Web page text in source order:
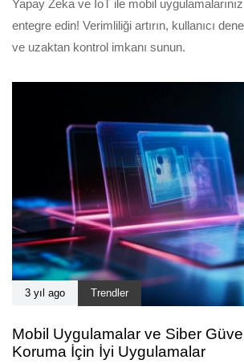
Yapay Zeka ve IoT ile mobil
entegre edin! Verimliliği artırın, kullanıcı
ve uzaktan kontrol imkanı sunun.
3 yıl ago Trendler
Mobil Uygulamalar ve Siber
Koruma İçin İyi Uygulamalar